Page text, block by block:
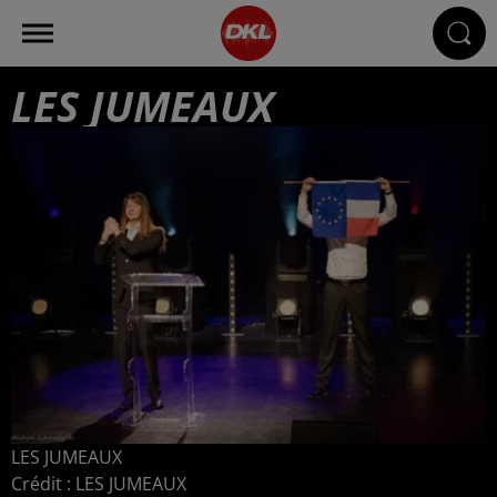
LES JUMEAUX
LES JUMEAUX
Crédit : LES JUMEAUX